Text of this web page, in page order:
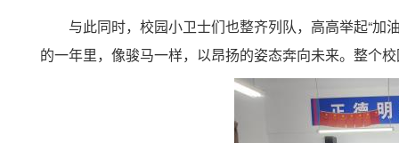
与此同时，校园小卫士们也整齐列队，高高举起“加
的一年里，像骏马一样，以昂扬的姿态奔向未来。整个